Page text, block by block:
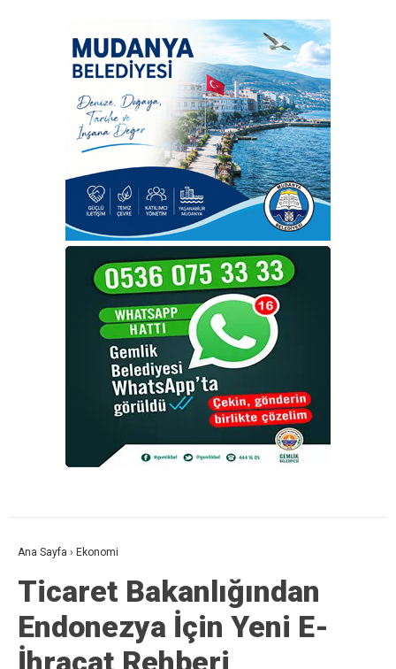
Ana Sayfa › Ekonomi
Ticaret Bakanlığından
Endonezya İçin Yeni E-
İhracat Rehberi